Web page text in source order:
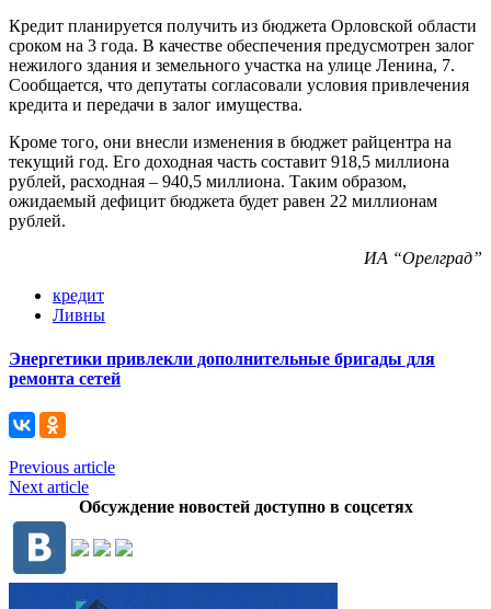
Кредит планируется получить из бюджета Орловской области
сроком на 3 года. В качестве обеспечения предусмотрен залог
нежилого здания и земельного участка на улице Ленина, 7.
Сообщается, что депутаты согласовали условия привлечения
кредита и передачи в залог имущества.
Кроме того, они внесли изменения в бюджет райцентра на
текущий год. Его доходная часть составит 918,5 миллиона
рублей, расходная – 940,5 миллиона. Таким образом,
ожидаемый дефицит бюджета будет равен 22 миллионам
рублей.
ИА “Орелград”
кредит
Ливны
Энергетики привлекли дополнительные бригады для
ремонта сетей
Previous article
Next article
Обсуждение новостей доступно в соцсетях